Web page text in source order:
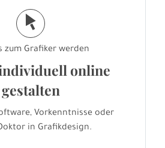
j
zum Grafiker werden
online
gestalten
Vorkenntnisse oder
in Grafikdesign.